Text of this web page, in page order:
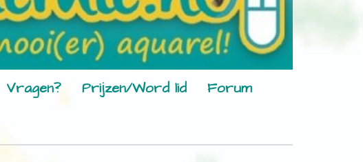
Vragen? Prijzen/Word lid
Forum